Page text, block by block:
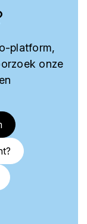
platform,
onze